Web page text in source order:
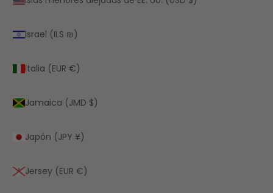
Israel (ILS ₪)
Italia (EUR €)
Jamaica (JMD $)
Japón (JPY ¥)
Jersey (EUR €)